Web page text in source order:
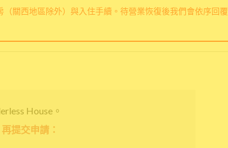
關西地區除外）與入住手續。待營業恢復後我們會依序回覆
House。
提交申請：